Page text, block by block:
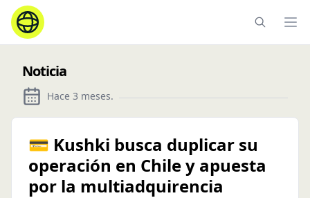
Noticia
Hace 3 meses.
💳 Kushki busca duplicar su
operación en Chile y apuesta
por la multiadquirencia